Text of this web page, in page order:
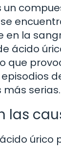
un
en la
ácido
que
serias.
las
úrico